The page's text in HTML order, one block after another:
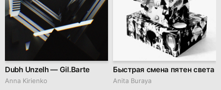
Dubh Unzelh — Gil.Barte
Anna Kirienko
Быстрая смена пятен света
Anita Buraya